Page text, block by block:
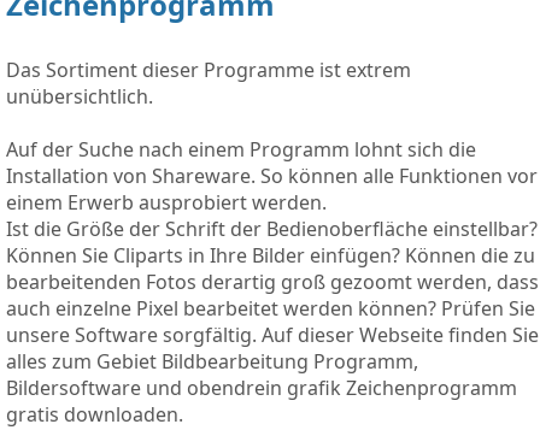
Das Sortiment dieser Programme ist extrem
unübersichtlich.
Auf der Suche nach einem Programm lohnt sich die
Installation von Shareware. So können alle Funktionen vor
einem Erwerb ausprobiert werden.
Ist die Größe der Schrift der Bedienoberfläche einstellbar?
Können Sie Cliparts in Ihre Bilder einfügen? Können die zu
bearbeitenden Fotos derartig groß gezoomt werden, dass
auch einzelne Pixel bearbeitet werden können? Prüfen Sie
unsere Software sorgfältig. Auf dieser Webseite finden Sie
alles zum Gebiet Bildbearbeitung Programm,
Bildersoftware und obendrein grafik Zeichenprogramm
gratis downloaden.